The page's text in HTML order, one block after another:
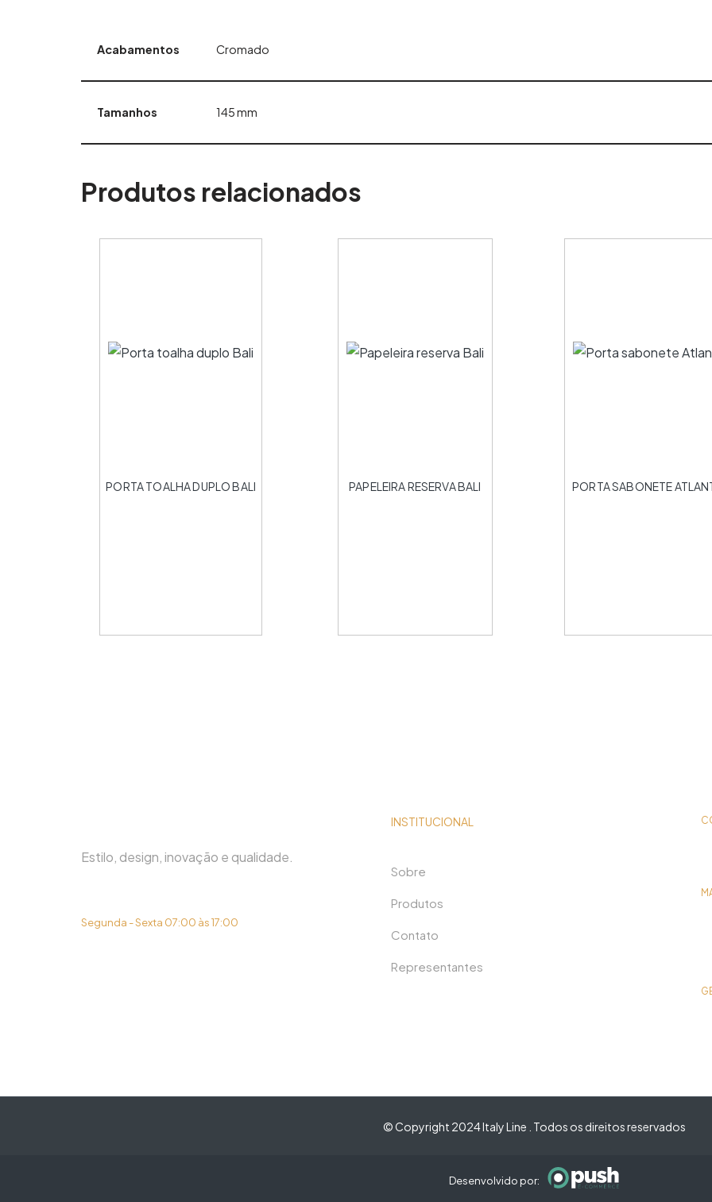
Acabamentos Cromado
Tamanhos 145 mm
Produtos relacionados
PORTA TOALHA DUPLO BALI PAPELEIRA RESERVA BALI PORTA SABONETE
Estilo, design, inovação e qualidade.
Segunda - Sexta 07:00 às 17:00
INSTITUCIONAL
Sobre
Produtos
Contato
Representantes
© Copyright 2024 Italy Line . Todos os direitos reservados
Desenvolvido por: